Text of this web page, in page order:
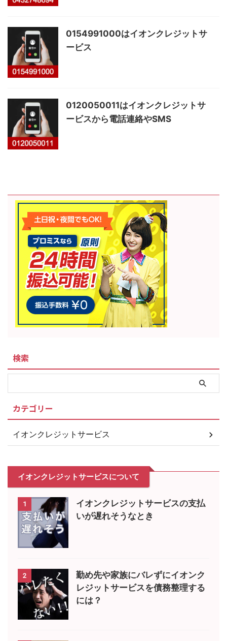
0154991000はイオンクレジットサ
ービス
0120050011はイオンクレジットサ
ービスから電話連絡やSMS
検索
カテゴリー
イオンクレジットサービス
イオンクレジットサービスについて
1
イオンクレジットサービスの支払
いが遅れそうなとき
2
勤め先や家族にバレずにイオンク
レジットサービスを債務整理する
には？